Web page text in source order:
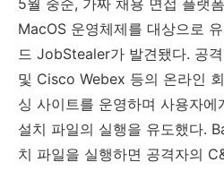
MacOS 운영체제를 대상으로
드 JobStealer가 발견됐다. 공
및 Cisco Webex 등의 온라인
싱 사이트를 운영하며 사용자에
설치 파일의 실행을 유도했다.
치 파일을 실행하면 공격자의